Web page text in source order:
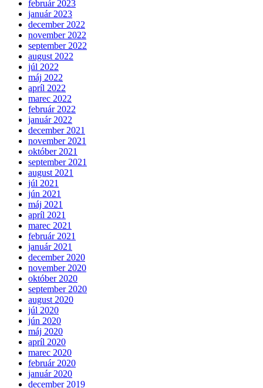
február 2023
január 2023
december 2022
november 2022
september 2022
august 2022
júl 2022
máj 2022
apríl 2022
marec 2022
február 2022
január 2022
december 2021
november 2021
október 2021
september 2021
august 2021
júl 2021
jún 2021
máj 2021
apríl 2021
marec 2021
február 2021
január 2021
december 2020
november 2020
október 2020
september 2020
august 2020
júl 2020
jún 2020
máj 2020
apríl 2020
marec 2020
február 2020
január 2020
december 2019